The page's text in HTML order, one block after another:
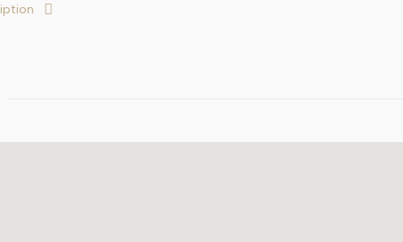
est à 18 minutes du Burj Khalifa et de Creek